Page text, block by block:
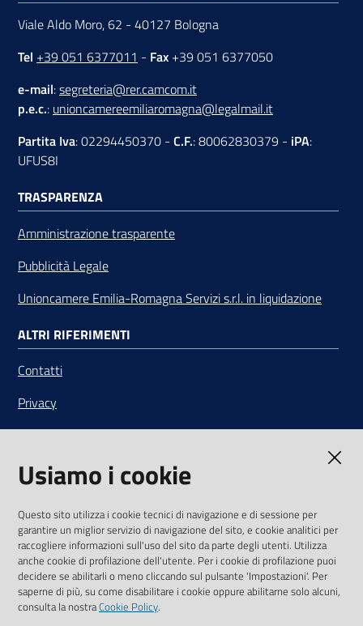
Viale Aldo Moro, 62 - 40127 Bologna
Tel +39 051 6377011 - Fax +39 051 6377050
e-mail:segreteria@rer.camcom.it
p.e.c.: unioncamereemiliaromagna@legalmail.it
Partita Iva: 02294450370 - C.F.: 80062830379 - iPA:
UFUS8I
TRASPARENZA
Amministrazione trasparente
Pubblicità Legale
Unioncamere Emilia-Romagna Servizi s.r.l. in liquidazione
ALTRI RIFERIMENTI
Contatti
Privacy
Note legali
Media Policy
SEGUICI SU
YoutubeTwitterLinkedinFacebookInstagram
Usiamo i cookie
Questo sito utilizza i cookie tecnici di navigazione e di sessione per
garantire un miglior servizio di navigazione del sito, e cookie analitici per
raccogliere informazioni sull'uso del sito da parte degli utenti. Utilizza
anche cookie di profilazione dell'utente. Per i cookie di profilazione puoi
decidere se abilitarli o meno cliccando sul pulsante 'Impostazioni'. Per
saperne di più, su come disabilitare i cookie oppure abilitarne solo alcuni,
consulta la nostraCookie Policy.